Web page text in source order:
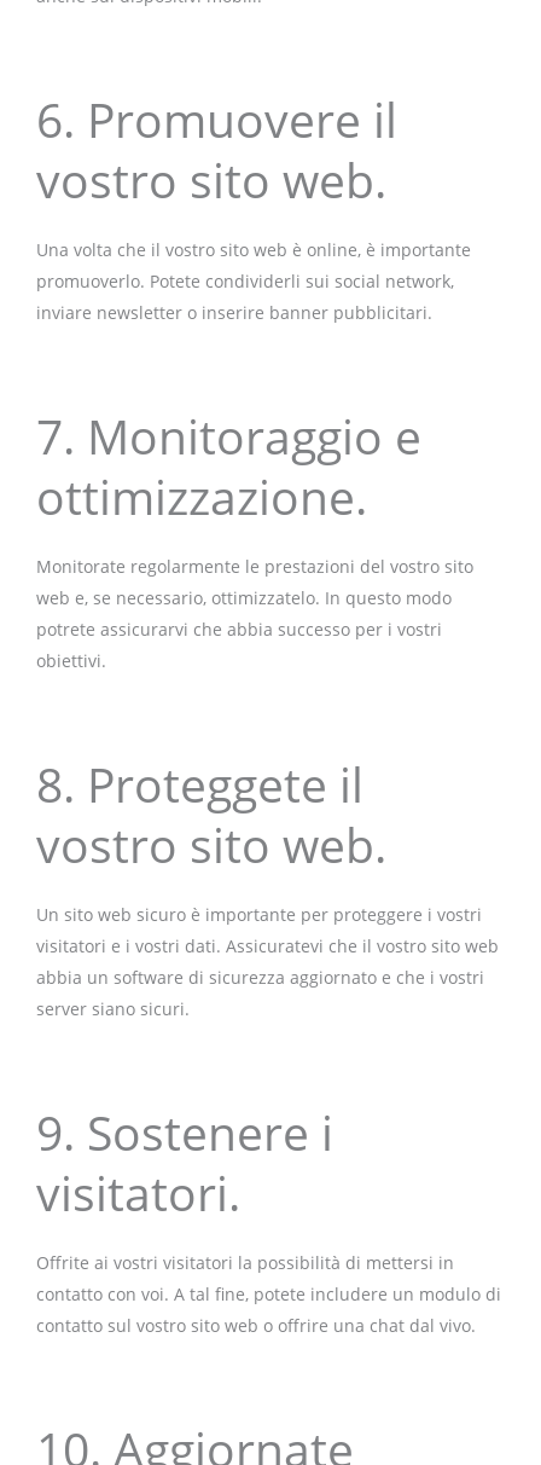
6. Promuovere il
vostro sito web.
Una volta che il vostro sito web è online, è importante
promuoverlo. Potete condividerli sui social network,
inviare newsletter o inserire banner pubblicitari.
7. Monitoraggio e
ottimizzazione.
Monitorate regolarmente le prestazioni del vostro sito
web e, se necessario, ottimizzatelo. In questo modo
potrete assicurarvi che abbia successo per i vostri
obiettivi.
8. Proteggete il
vostro sito web.
Un sito web sicuro è importante per proteggere i vostri
visitatori e i vostri dati. Assicuratevi che il vostro sito web
abbia un software di sicurezza aggiornato e che i vostri
server siano sicuri.
9. Sostenere i
visitatori.
Offrite ai vostri visitatori la possibilità di mettersi in
contatto con voi. A tal fine, potete includere un modulo di
contatto sul vostro sito web o offrire una chat dal vivo.
10. Aggiornate